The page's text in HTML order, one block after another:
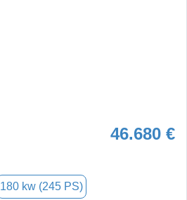
46.680 €
180 kw (245 PS)